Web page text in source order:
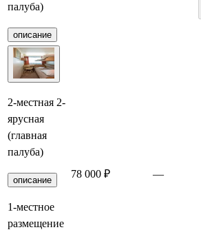
палуба)
описание
2-местная 2-
ярусная
(главная
палуба)
описание
1-местное
размещение
78 000 ₽ —